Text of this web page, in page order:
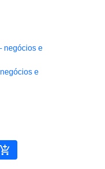
e

Adicionar ao carrinho